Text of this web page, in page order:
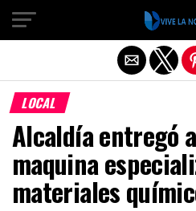
LOCAL
Alcaldía entregó
maquina
materiales
Salir de la